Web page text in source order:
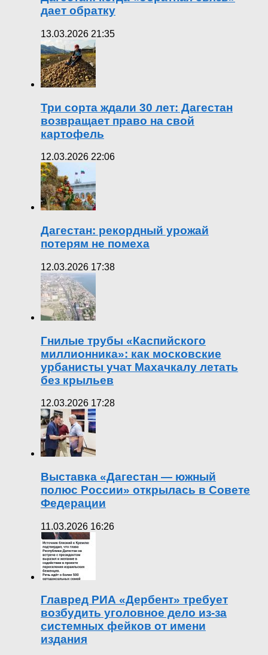
дает обратку
13.03.2026 21:35
Три сорта ждали 30 лет: Дагестан
возвращает право на свой
картофель
12.03.2026 22:06
Дагестан: рекордный урожай
потерям не помеха
12.03.2026 17:38
Гнилые трубы «Каспийского
миллионника»: как московские
урбанисты учат Махачкалу летать
без крыльев
12.03.2026 17:28
Выставка «Дагестан — южный
полюс России» открылась в Совете
Федерации
11.03.2026 16:26
Главред РИА «Дербент» требует
возбудить уголовное дело из-за
системных фейков от имени
издания